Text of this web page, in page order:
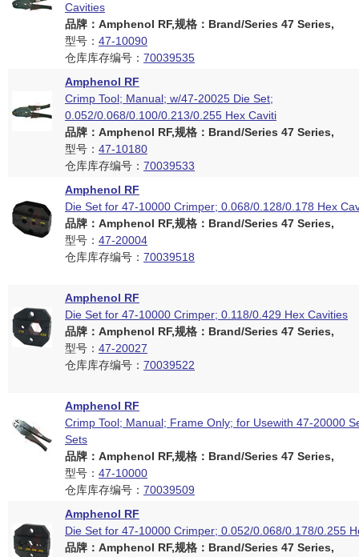
Cavities
品牌：Amphenol RF,规格：Brand/Series 47 Series,
型号： 47-10090
仓库库存编号： 70039535
Amphenol RF
Crimp Tool; Manual; w/47-20025 Die Set;
0.052/0.068/0.100/0.213/0.255 Hex Caviti
品牌：Amphenol RF,规格：Brand/Series 47 Series,
型号： 47-10180
仓库库存编号： 70039533
Amphenol RF
Die Set for 47-10000 Crimper; 0.068/0.128/0.178 Hex
品牌：Amphenol RF,规格：Brand/Series 47 Series,
型号： 47-20004
仓库库存编号： 70039518
Amphenol RF
Die Set for 47-10000 Crimper; 0.118/0.429 Hex Cavities
品牌：Amphenol RF,规格：Brand/Series 47 Series,
型号： 47-20027
仓库库存编号： 70039522
Amphenol RF
Crimp Tool; Manual; Frame Only; for Usewith 47-20000
Sets
品牌：Amphenol RF,规格：Brand/Series 47 Series,
型号： 47-10000
仓库库存编号： 70039509
Amphenol RF
Die Set for 47-10000 Crimper; 0.052/0.068/0.178/0.255
品牌：Amphenol RF,规格：Brand/Series 47 Series,